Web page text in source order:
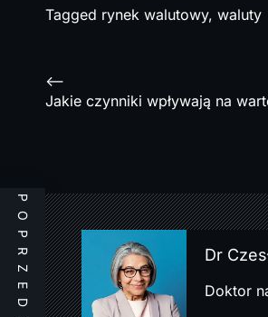
Tagged rynek walutowy, waluty
N
a
g
a
c
j
<--
Jakie czynniki wpływają na
Dr
Doktor
POPRZEDNIE